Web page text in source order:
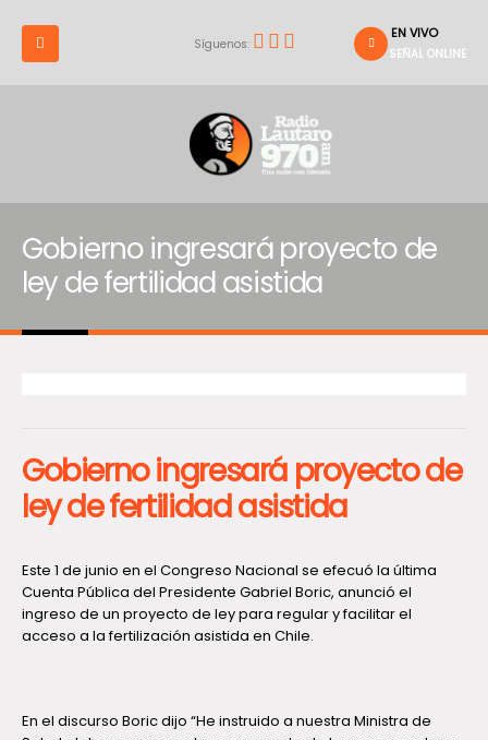
Síguenos:
EN VIVO
SEÑAL ONLINE
Gobierno ingresará proyecto de
ley de fertilidad asistida
Gobierno ingresará proyecto de
ley de fertilidad asistida
Este 1 de junio en el Congreso Nacional se efecuó la última
Cuenta Pública del Presidente Gabriel Boric, anunció el
ingreso de un proyecto de ley para regular y facilitar el
acceso a la fertilización asistida en Chile.
En el discurso Boric dijo “He instruido a nuestra Ministra de